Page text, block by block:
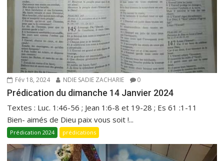
Fév 18, 2024 NDIE SADIE ZACHARIE 0
Prédication du dimanche 14 Janvier 2024
Textes : Luc. 1:46-56 ; Jean 1:6-8 et 19-28 ; Es 61 :1-11
Bien- aimés de Dieu paix vous soit !...
Prédication 2024 prédications